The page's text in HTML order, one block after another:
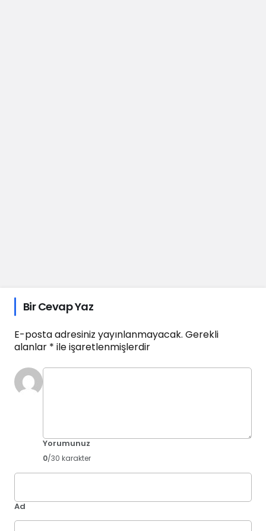
Bir Cevap Yaz
E-posta adresiniz yayınlanmayacak. Gerekli
alanlar * ile işaretlenmişlerdir
Yorumunuz
0/30 karakter
Ad